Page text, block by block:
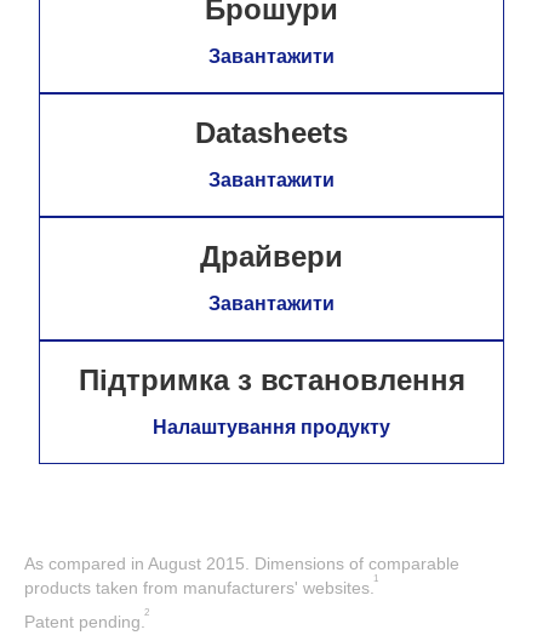
Брошури
Завантажити
Datasheets
Завантажити
Драйвери
Завантажити
Підтримка з встановлення
Налаштування продукту
As compared in August 2015. Dimensions of comparable
products taken from manufacturers' websites. 1
Patent pending.2